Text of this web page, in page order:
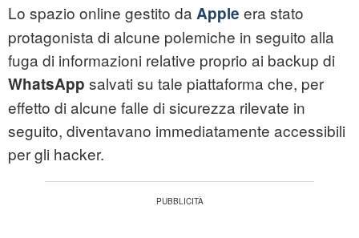
Lo spazio online gestito da Apple era stato
protagonista di alcune polemiche in seguito alla
fuga di informazioni relative proprio ai backup di
WhatsApp salvati su tale piattaforma che, per
effetto di alcune falle di sicurezza rilevate in
seguito, diventavano immediatamente accessibili
per gli hacker.